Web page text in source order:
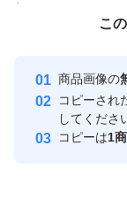
付与しています
安心取引出品者
取引実績
こ
商品画像の
コピーされ
してくださ
コピーは1
この商品をみて